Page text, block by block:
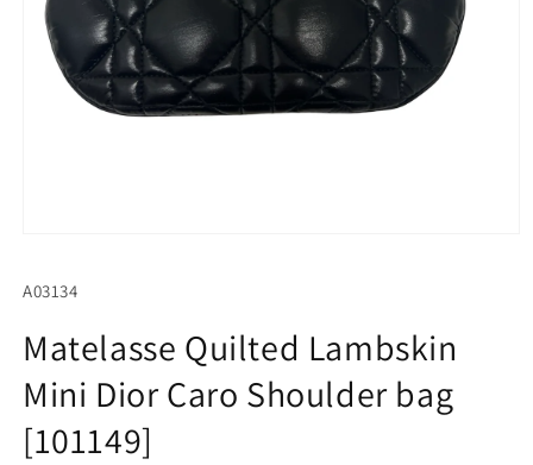
in
SKU:
A03134
Matelasse Quilted Lambskin
Mini Dior Caro Shoulder bag
[101149]